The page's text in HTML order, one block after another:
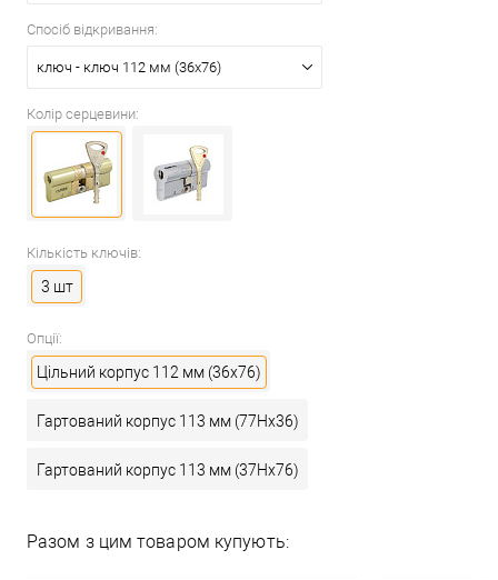
Спосіб відкривання:
ключ - ключ 112 мм (36x76)
Колір серцевини:
Кількість ключів:
3 шт
Опції:
Цільний корпус 112 мм (36x76)
Гартований корпус 113 мм (77Hx36)
Гартований корпус 113 мм (37Hx76)
Разом з цим товаром купують: